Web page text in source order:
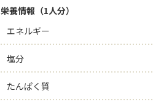
栄養情報（1人分）
エネルギー
塩分
たんぱく質